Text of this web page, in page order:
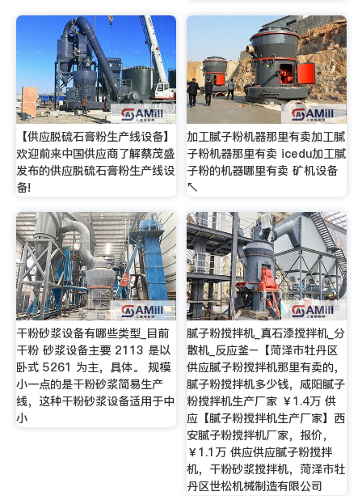
【供应脱硫石膏粉生产线设备】
欢迎前来中国供应商了解蔡茂盛
发布的供应脱硫石膏粉生产线设
备!
加工腻子粉机器那里有卖加工腻
子粉机器那里有卖 icedu加工腻
子粉的机器哪里有卖 矿机设备
↖
干粉砂浆设备有哪些类型_目前
干粉 砂浆设备主要 2113 是以
卧式 5261 为主，具体。 规模
小一点的是干粉砂浆简易生产
线，这种干粉砂浆设备适用于中
小
腻子粉搅拌机_真石漆搅拌机_分
散机_反应釜–【菏泽市牡丹区
供应腻子粉搅拌机那里有卖的，
腻子粉搅拌机多少钱，咸阳腻子
粉搅拌机生产厂家 ￥1.4万 供
应【腻子粉搅拌机生产厂家】西
安腻子粉搅拌机厂家，报价，
￥1.1万 供应供应腻子粉搅拌
机，干粉砂浆搅拌机，菏泽市牡
丹区世松机械制造有限公司